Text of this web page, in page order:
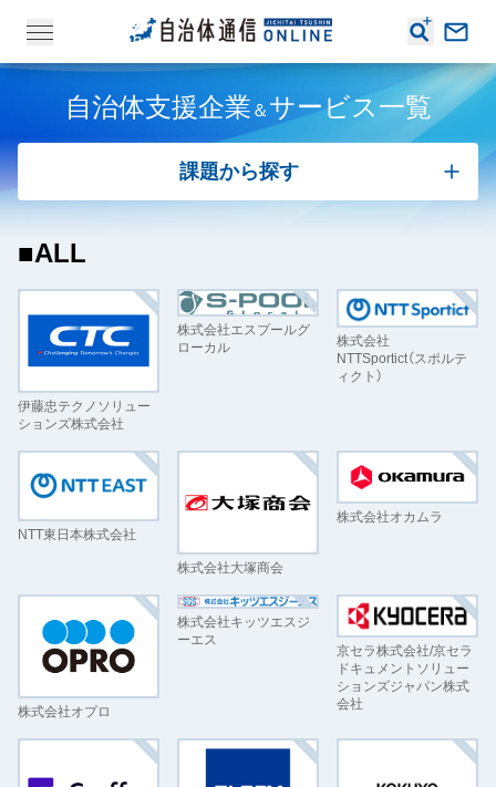
自治体支援企業 ＆ サービス一覧
課題から探す
ALL
伊藤忠テクノソリュー
ションズ株式会社
株式会社エスプールグ
ローカル
株式会社
NTTSportict（スポルテ
ィクト）
NTT東日本株式会社
株式会社大塚商会
株式会社オカムラ
株式会社オプロ
株式会社キッツエスジ
ーエス
京セラ株式会社/京セラ
ドキュメントソリュー
ションズジャパン株式
会社